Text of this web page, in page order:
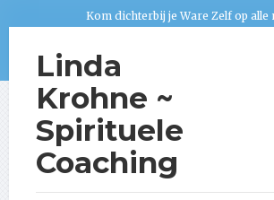
Kom dichterbij je Ware Zelf op alle
Linda
Krohne ~
Spirituele
Coaching